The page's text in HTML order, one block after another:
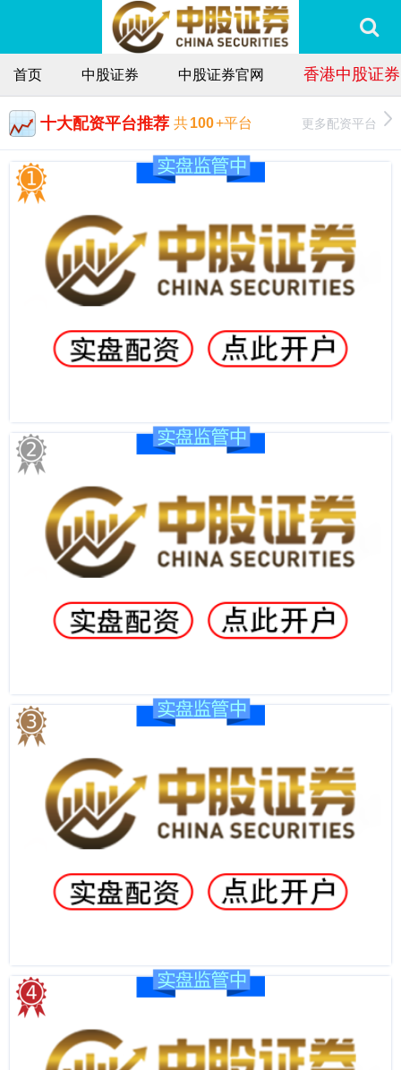
首页 中股证券 中股证券官网 香港中股证券
十大配资平台推荐 共100+平台 更多配资平台